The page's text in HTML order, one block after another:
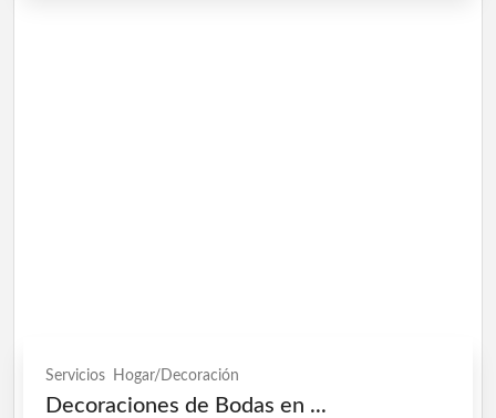
Servicios Hogar/Decoración
Decoraciones de Bodas en ...